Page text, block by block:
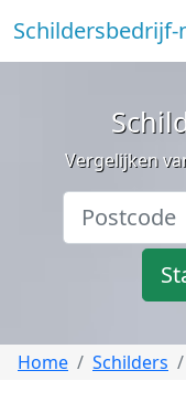
Schildersbedrijf-
Vergelijken
Home Schilders